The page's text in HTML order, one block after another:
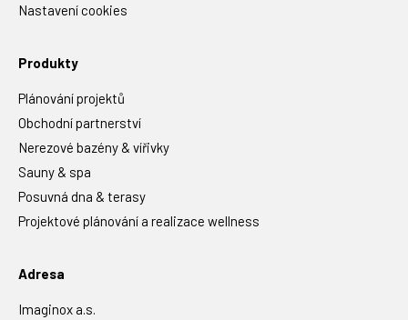
Nastavení cookies
Produkty
Plánování projektů
Obchodní partnerství
Nerezové bazény & vířivky
Sauny & spa
Posuvná dna & terasy
Projektové plánování a realizace wellness
Adresa
Imaginox a.s.